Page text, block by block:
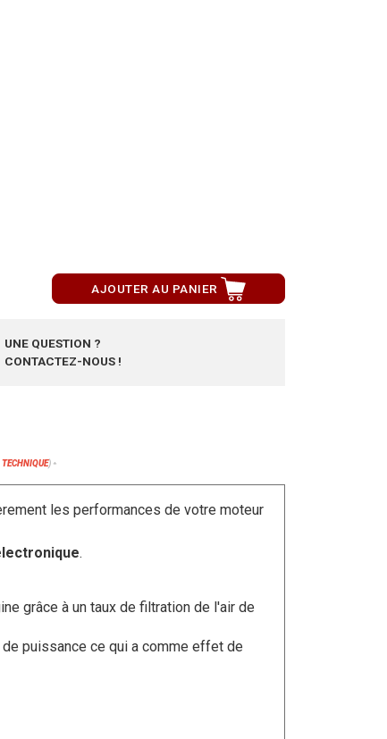
AJOUTER AU PANIER
UNE QUESTION ?
CONTACTEZ-NOUS !
TECHNIQUE) *
les performances de votre moteur
.
grâce à un taux de filtration de l'air de
puissance ce qui a comme effet de